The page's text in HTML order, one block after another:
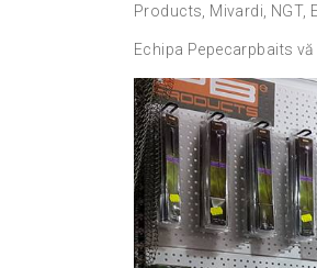
Products, Mivardi, NGT,
Echipa Pepecarpbaits